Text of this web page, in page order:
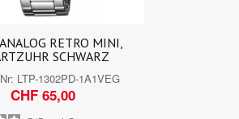
RETRO MINI,
SCHWARZ
LTP-1302PD-1A1VEG
CHF 65,00